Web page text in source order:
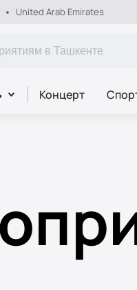
United Arab Emirates
Концерт